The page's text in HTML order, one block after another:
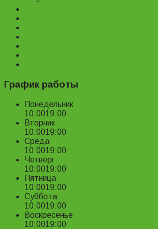
График работы
Понедельник
10:0019:00
Вторник
10:0019:00
Среда
10:0019:00
Четверг
10:0019:00
Пятница
10:0019:00
Суббота
10:0019:00
Воскресенье
10:0019:00